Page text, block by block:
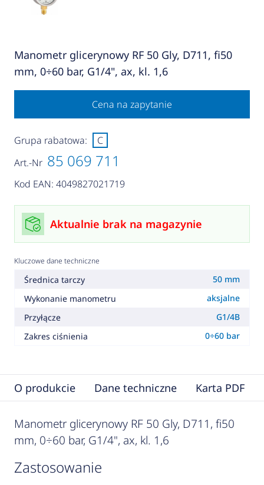
Manometr glicerynowy RF 50 Gly, D711, fi50
mm, 0÷60 bar, G1/4", ax, kl. 1,6
Cena na zapytanie
Art.-Nr 85 069 711
Kod EAN: 4049827021719
Grupa rabatowa: C
Aktualnie brak na magazynie
Kluczowe dane techniczne
Średnica tarczy
50 mm
Wykonanie manometru
aksjalne
Przyłącze
G1/4B
Zakres ciśnienia
0÷60 bar
O produkcie Dane techniczne Karta PDF
Manometr glicerynowy RF 50 Gly, D711, fi50
mm, 0÷60 bar, G1/4", ax, kl. 1,6
zastosowanie